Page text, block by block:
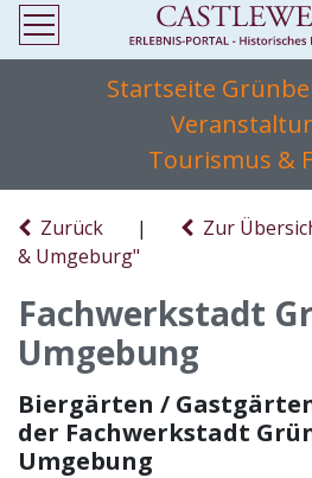
Startseite
Tourismus &
Zurück |
Zur
& Umgeburg"
Fachwerkstadt
Umgebung
Biergärten /
der Fachwerkstadt
Umgebung